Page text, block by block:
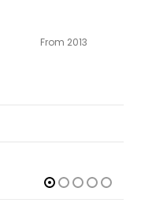
From 2013